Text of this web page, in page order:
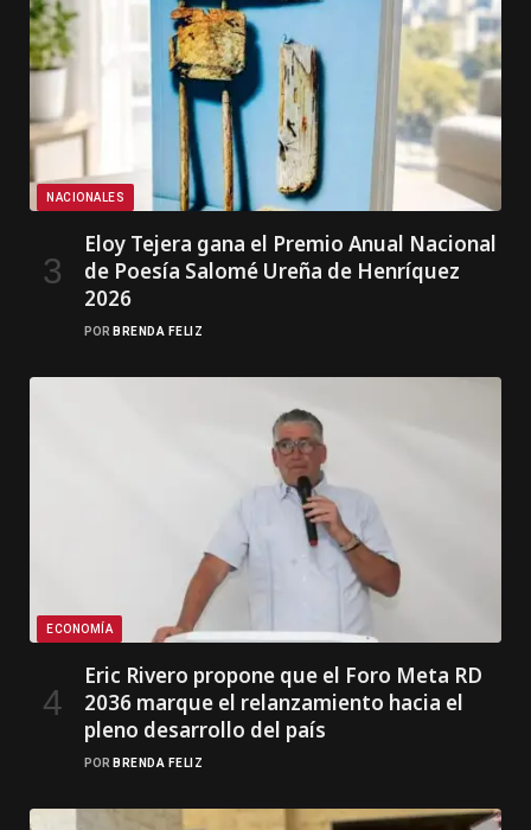
NACIONALES
Eloy Tejera gana el Premio Anual Nacional
de Poesía Salomé Ureña de Henríquez
2026
POR BRENDA FELIZ
ECONOMÍA
Eric Rivero propone que el Foro Meta RD
2036 marque el relanzamiento hacia el
pleno desarrollo del país
POR BRENDA FELIZ